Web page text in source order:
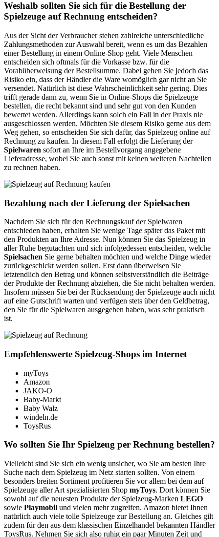
Weshalb sollten Sie sich für die Bestellung der
Spielzeuge auf Rechnung entscheiden?
Aus der Sicht der Verbraucher stehen zahlreiche unterschiedliche
Zahlungsmethoden zur Auswahl bereit, wenn es um das Bezahlen
einer Bestellung in einem Online-Shop geht. Viele Menschen
entscheiden sich oftmals für die Vorkasse bzw. für die
Vorabüberweisung der Bestellsumme. Dabei gehen Sie jedoch das
Risiko ein, dass der Händler die Ware womöglich gar nicht an Sie
versendet. Natürlich ist diese Wahrscheinlichkeit sehr gering. Dies
trifft gerade dann zu, wenn Sie in Online-Shops die Spielzeuge
bestellen, die recht bekannt sind und sehr gut von den Kunden
bewertet werden. Allerdings kann solch ein Fall in der Praxis nie
ausgeschlossen werden. Möchten Sie diesem Risiko gerne aus dem
Weg gehen, so entscheiden Sie sich dafür, das Spielzeug online auf
Rechnung zu kaufen. In diesem Fall erfolgt die Lieferung der
Spielwaren sofort an Ihre im Bestellvorgang angegebene
Lieferadresse, wobei Sie auch sonst mit keinen weiteren Nachteilen
zu rechnen haben.
Bezahlung nach der Lieferung der Spielsachen
Nachdem Sie sich für den Rechnungskauf der Spielwaren
entschieden haben, erhalten Sie wenige Tage später das Paket mit
den Produkten an Ihre Adresse. Nun können Sie das Spielzeug in
aller Ruhe begutachten und sich infolgedessen entscheiden, welche
Spielsachen Sie gerne behalten möchten und welche Dinge wieder
zurückgeschickt werden sollen. Erst dann überweisen Sie
letztendlich den Betrag und können selbstverständlich die Beiträge
der Produkte der Rechnung abziehen, die Sie nicht behalten werden.
Insofern müssen Sie bei der Rücksendung der Spielzeuge auch nicht
auf eine Gutschrift warten und verfügen stets über den Geldbetrag,
den Sie für die Spielwaren ausgegeben haben, was sehr praktisch
ist.
Empfehlenswerte Spielzeug-Shops im Internet
myToys
Amazon
JAKO-O
Baby-Markt
Baby Walz
windeln.de
ToysRus
Wo sollten Sie Ihr Spielzeug per Rechnung bestellen?
Vielleicht sind Sie sich ein wenig unsicher, wo Sie am besten Ihre
Suche nach dem Spielzeug im Netz starten sollten. Von einem
besonders breiten Sortiment profitieren Sie vor allem bei dem auf
Spielzeuge aller Art spezialisierten Shop myToys. Dort können Sie
sowohl auf die neuesten Produkte der Spielzeug-Marken LEGO
sowie Playmobil und vielen mehr zugreifen. Amazon bietet Ihnen
natürlich auch viele tolle Spielzeuge zur Bestellung an. Gleiches gilt
zudem für den aus dem klassischen Einzelhandel bekannten Händler
ToysRus. Nehmen Sie sich also ruhig ein paar Minuten Zeit und